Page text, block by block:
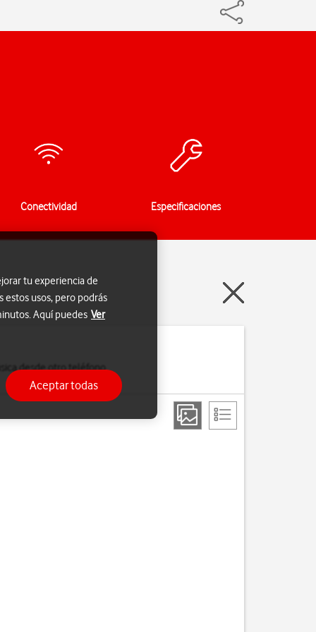
Conectividad Especificaciones
desde otro teléfono
tu experiencia de
estos usos, pero podrás
Aquí puedes Ver
Aceptar todas